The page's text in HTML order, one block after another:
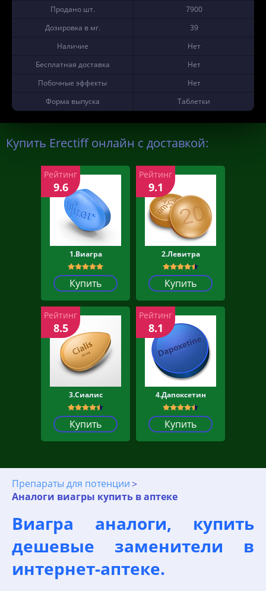
Продано шт.
7900
Дозировка в мг.
39
Наличие
Нет
Бесплатная доставка
Нет
Побочные эффекты
Нет
Форма выпуска
Таблетки
Купить Erectiff онлайн с доставкой:
1.Виагра
Купить
Рейтинг
9.6
2.Левитра
Купить
Рейтинг
9.1
3.Сиалис
Купить
Рейтинг
8.5
4.Дапоксетин
Купить
Рейтинг
8.1
Препараты для потенции
Аналоги виагры купить в аптеке
Виагра аналоги, купить
дешевые заменители в
интернет-аптеке.